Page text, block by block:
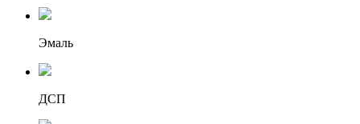
Эмаль
ДСП